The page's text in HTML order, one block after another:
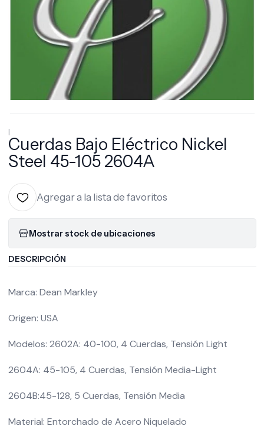
|
Cuerdas Bajo Eléctrico Nickel
Steel 45-105 2604A
Agregar a la lista de favoritos
Mostrar stock de ubicaciones
DESCRIPCIÓN
Marca: Dean Markley
Origen: USA
Modelos: 2602A: 40-100, 4 Cuerdas, Tensión Light
2604A: 45-105, 4 Cuerdas, Tensión Media-Light
2604B:45-128, 5 Cuerdas, Tensión Media
Material: Entorchado de Acero Niquelado